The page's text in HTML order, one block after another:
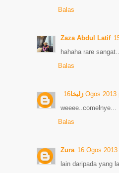
Balas
Zaza Abdul Latif
hahaha rare
Balas
زليخا 16 Ogos
weeee..comelnye...
Balas
Zura 16 Ogos
lain daripada yang